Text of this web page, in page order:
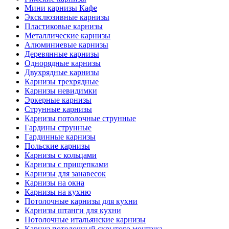
Мини карнизы Кафе
Эксклюзивные карнизы
Пластиковые карнизы
Металлические карнизы
Алюминиевые карнизы
Деревянные карнизы
Однорядные карнизы
Двухрядные карнизы
Карнизы трехрядные
Карнизы невидимки
Эркерные карнизы
Струнные карнизы
Карнизы потолочные струнные
Гардины струнные
Гардинные карнизы
Польские карнизы
Карнизы с кольцами
Карнизы с прищепками
Карнизы для занавесок
Карнизы на окна
Карнизы на кухню
Потолочные карнизы для кухни
Карнизы штанги для кухни
Потолочные итальянские карнизы